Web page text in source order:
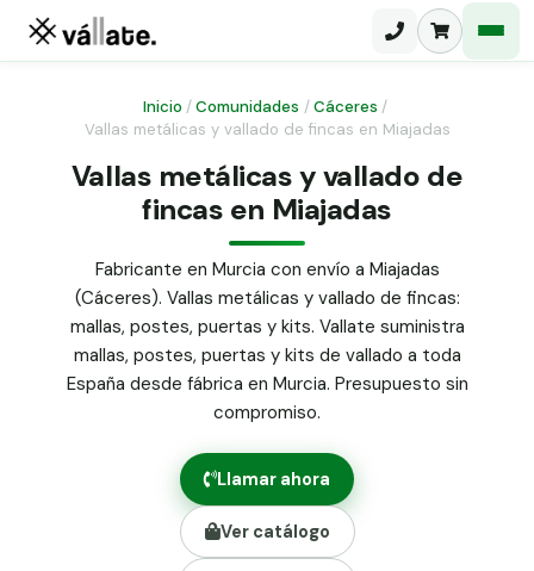
Malla ganadera
Malla simple torsión
Malla triple torsión
Panel malla H.
Puerta abatible dos hojas
Puerta acceso peatonal
Poste malla Hércules
Poste malla simple torsión
Alambre de espino galvanizado
Abrazadera PVC malla H.
Grapa malla H.
Inicio /Comunidades / Cáceres /
Vallas metálicas y vallado de fincas en Miajadas
Vallas metálicas y vallado de
fincas en Miajadas
Fabricante en Murcia con envío a Miajadas
(Cáceres). Vallas metálicas y vallado de fincas:
mallas, postes, puertas y kits. Vallate suministra
mallas, postes, puertas y kits de vallado a toda
España desde fábrica en Murcia. Presupuesto sin
compromiso.
Llamar ahora
Ver catálogo